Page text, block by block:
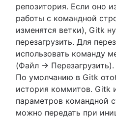
репозитория. Если оно
работы с командной
изменятся ветки), Gitk
перезагрузить. Для
использовать команду
(Файл -> Перезагрузить).
По умолчанию в Gitk
история коммитов. Gitk
параметров командной
можно передать при